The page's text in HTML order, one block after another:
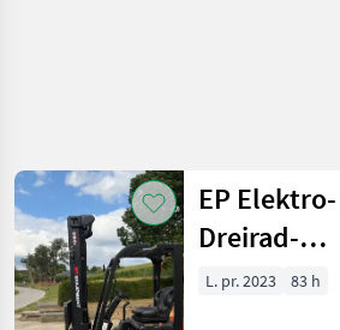
EP Elektro-
Dreirad-
Gabelstapler
L. pr. 2023 83 h